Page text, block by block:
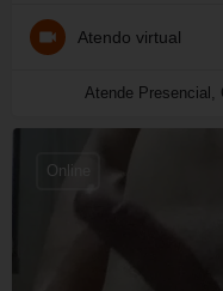
Atendo virtual
Atende Presencial,
Online